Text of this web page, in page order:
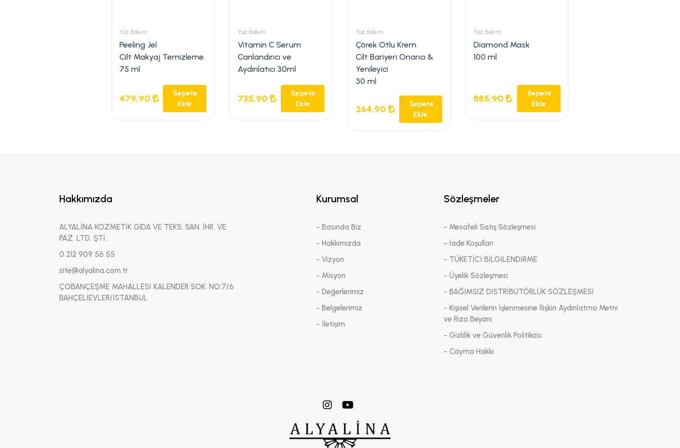
Yüz Bakım
Peeling Jel
Cilt Makyaj Temizleme
75 ml
479,90
Sepete
Ekle
Yüz Bakım
Vitamin C Serum
Canlandırıcı ve
Aydınlatıcı 30ml
735,90
Sepete
Ekle
Yüz Bakım
Çörek Otlu Krem
Cilt Bariyeri Onarıcı &
Yenileyici
30 ml
264,90
Sepete
Ekle
Yüz Bakım
Diamond Mask
100 ml
885,90
Sepete
Ekle
Hakkımızda
ALYALİNA KOZMETİK GIDA VE TEKS. SAN. İHR. VE
PAZ. LTD. ŞTİ.
0 212 909 56 55
site@alyalina.com.tr
ÇOBANÇEŞME MAHALLESİ KALENDER SOK. NO:7/6
BAHÇELİEVLER/İSTANBUL
Kurumsal
- Basında Biz
- Hakkımızda
- Vizyon
- Misyon
- Değerlerimiz
- Belgelerimiz
- İletişim
Sözleşmeler
- Mesafeli Satış Sözleşmesi
- İade Koşulları
- TÜKETİCİ BİLGİLENDİRME
- Üyelik Sözleşmesi
- BAĞIMSIZ DİSTRİBÜTÖRLÜK SÖZLEŞMESİ
- Kişisel Verilerin İşlenmesine İlişkin Aydınlatma Metni
ve Rıza Beyanı
- Gizlilik ve Güvenlik Politikası
- Cayma Hakkı